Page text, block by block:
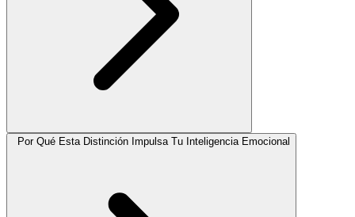
Por Qué Esta Distinción Impulsa Tu Inteligencia Emocional